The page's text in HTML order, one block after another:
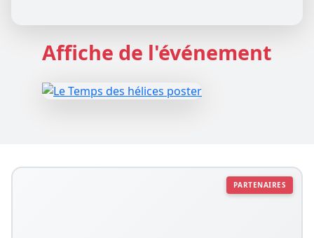
Affiche de l'événement
PARTENAIRES